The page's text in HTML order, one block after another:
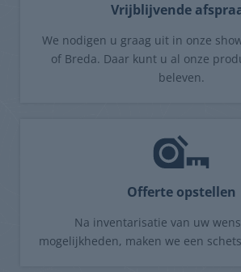
Vrijblijvende
We nodigen u graag uit in onze
of Breda. Daar kunt u al onze
beleven.
Offerte opstellen
Na inventarisatie van uw
mogelijkheden, maken we een